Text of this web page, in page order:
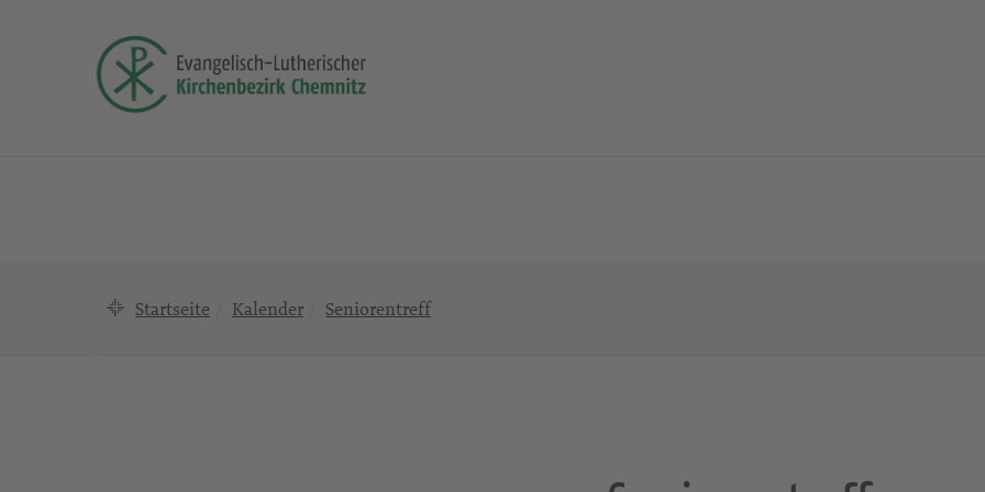
Startseite Kalender Seniorentreff